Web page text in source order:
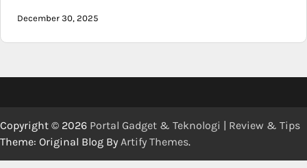
December 30, 2025
Copyright © 2026 Portal Gadget & Teknologi | Review & Tips
Theme: Original Blog By Artify Themes.